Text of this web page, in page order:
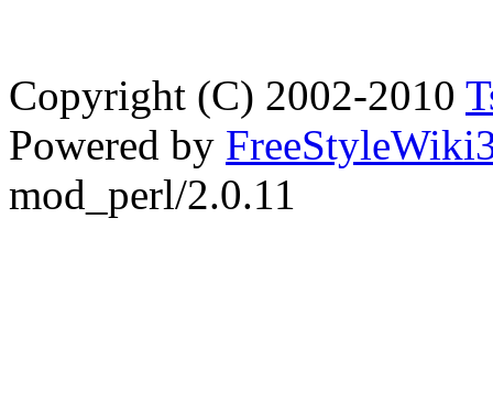
Copyright (C) 2002-2010
Powered by
mod_perl/2.0.11